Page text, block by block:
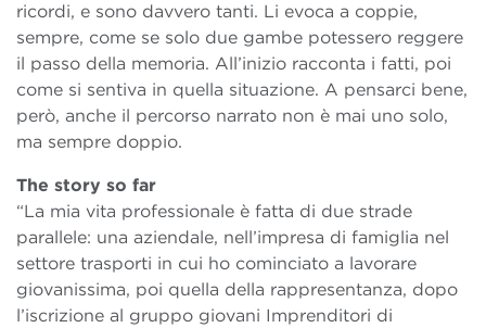
ricordi, e sono davvero tanti. Li evoca a coppie,
sempre, come se solo due gambe potessero reggere
il passo della memoria. All’inizio racconta i fatti, poi
come si sentiva in quella situazione. A pensarci bene,
però, anche il percorso narrato non è mai uno solo,
ma sempre doppio.
The story so far
“La mia vita professionale è fatta di due strade
parallele: una aziendale, nell’impresa di famiglia nel
settore trasporti in cui ho cominciato a lavorare
giovanissima, poi quella della rappresentanza, dopo
l’iscrizione al gruppo giovani Imprenditori di